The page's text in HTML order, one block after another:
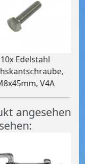
10x Edelstahl
V4A
angesehen